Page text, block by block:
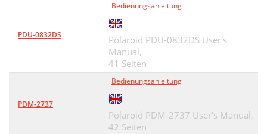
PDU-0832DS
Bedienungsanleitung
Polaroid PDU-0832DS User's
Manual,
41 Seiten
PDM-2737
Bedienungsanleitung
Polaroid PDM-2737 User's Manual,
42 Seiten